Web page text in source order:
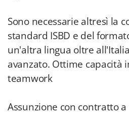
Sono necessarie altresì la
standard ISBD e del
un'altra lingua oltre
avanzato. Ottime capacità
teamwork
Assunzione con contratto